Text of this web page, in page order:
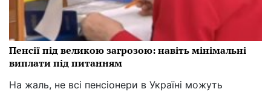
Пенсії під великою загрозою: навіть мінімальні
виплати під питанням
На жаль, не всі пенсіонери в Україні можуть